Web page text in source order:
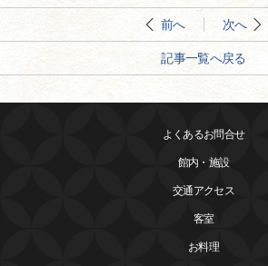
前へ 次へ
記事一覧へ戻る
よくあるお問合せ
館内・施設
交通アクセス
客室
お料理